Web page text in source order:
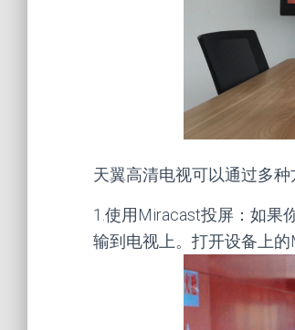
天翼高清电视可以通过多
1.使用Miracast投屏：如果
输到电视上。打开设备上的